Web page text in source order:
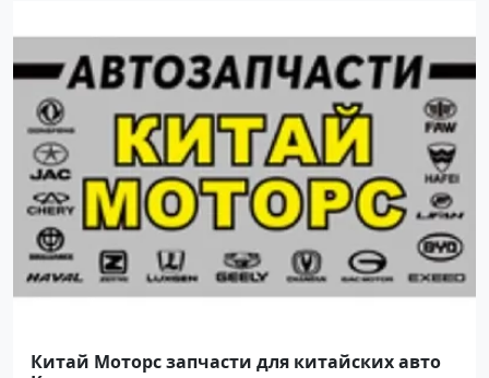
Китай Моторс запчасти для китайских авто